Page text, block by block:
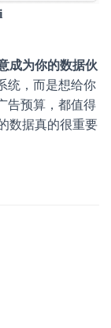
成为你的数据伙
统，而是想给你
告预算，都值得
数据真的很重要